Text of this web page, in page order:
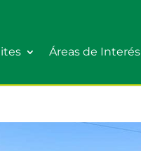
Áreas de Interés